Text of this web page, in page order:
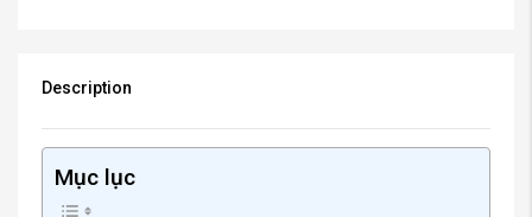
Description
Mục lục